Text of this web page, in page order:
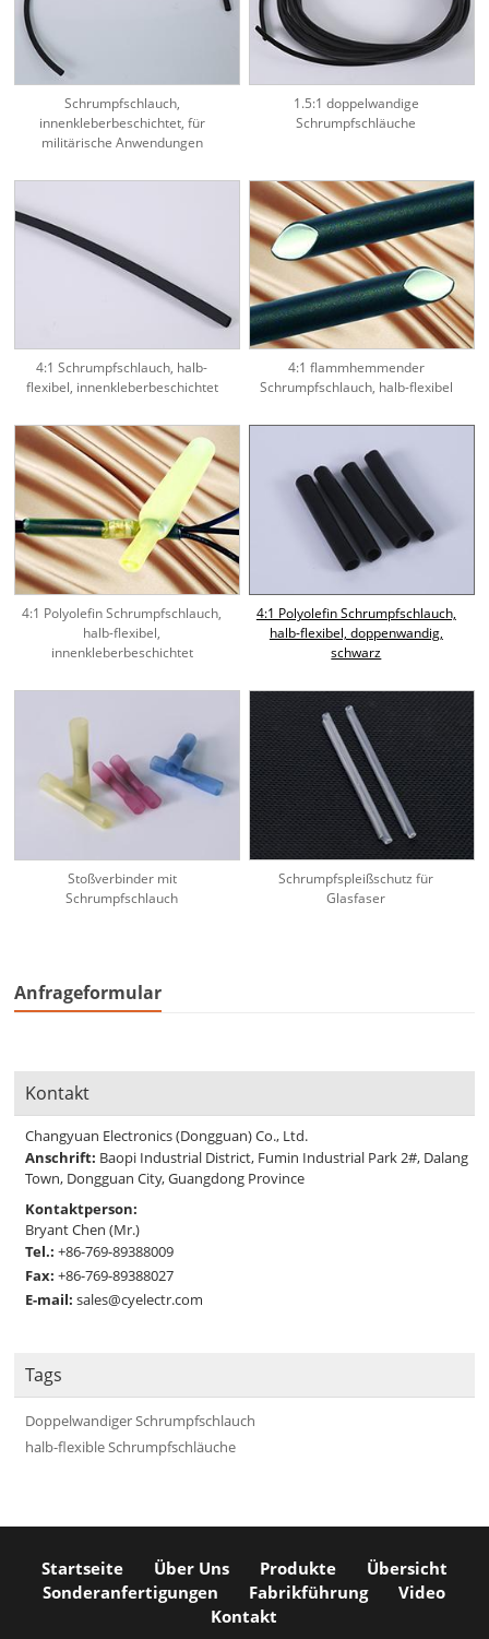
Schrumpfschlauch,
innenkleberbeschichtet, für
militärische Anwendungen
1.5:1 doppelwandige
Schrumpfschläuche
4:1 Schrumpfschlauch, halb-
flexibel, innenkleberbeschichtet
4:1 flammhemmender
Schrumpfschlauch, halb-flexibel
4:1 Polyolefin Schrumpfschlauch,
halb-flexibel,
innenkleberbeschichtet
4:1 Polyolefin Schrumpfschlauch,
halb-flexibel, doppenwandig,
schwarz
Stoßverbinder mit
Schrumpfschlauch
Schrumpfspleißschutz für
Glasfaser
Anfrageformular
Kontakt
Changyuan Electronics (Dongguan) Co., Ltd.
Anschrift: Baopi Industrial District, Fumin Industrial Park 2#, Dalang
Town, Dongguan City, Guangdong Province
Kontaktperson:
Bryant Chen (Mr.)
Tel.: +86-769-89388009
Fax: +86-769-89388027
E-mail: sales@cyelectr.com
Tags
Doppelwandiger Schrumpfschlauch
halb-flexible Schrumpfschläuche
Startseite Über Uns Produkte
Übersicht
Sonderanfertigungen
Fabrikführung
Video
Kontakt